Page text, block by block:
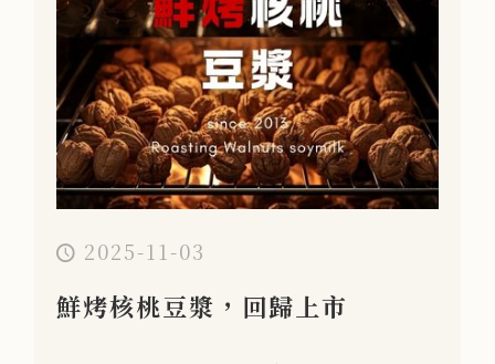
2025-11-03
鮮烤核桃豆漿，回歸上市